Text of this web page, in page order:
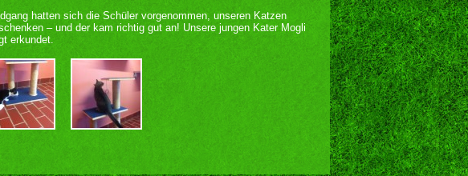
hatten sich die Schüler vorgenommen, unseren Katzen
– und der kam richtig gut an! Unsere jungen Kater Mogli
erkundet.